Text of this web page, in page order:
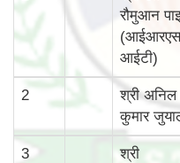
रौमुआन
आईटी)
2
श्री अनिल
कुमार
3
श्री